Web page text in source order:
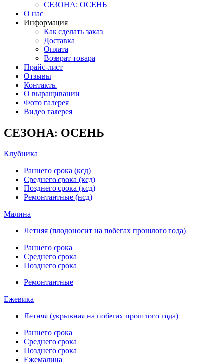
СЕЗОНА: ОСЕНЬ
О нас
Информация
Как сделать заказ
Доставка
Оплата
Возврат товара
Прайс-лист
Отзывы
Контакты
О выращивании
Фото галерея
Видео галерея
СЕЗОНА: ОСЕНЬ
Клубника
Раннего срока (ксд)
Среднего срока (ксд)
Позднего срока (ксд)
Ремонтантные (нсд)
Малина
Летняя (плодоносит на побегах прошлого года)
Раннего срока
Среднего срока
Позднего срока
Ремонтантные
Ежевика
Летняя (укрывная на побегах прошлого года)
Раннего срока
Среднего срока
Позднего срока
Ежемалина